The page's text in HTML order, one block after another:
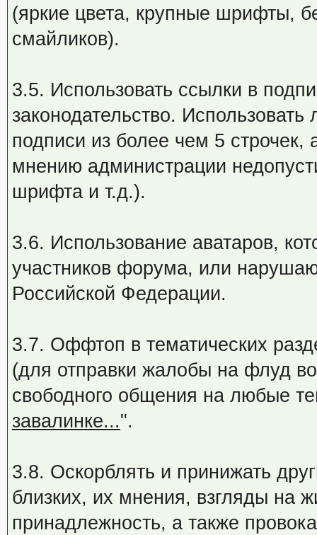
(яркие цвета, крупные шрифты,
смайликов).
3.5. Использовать ссылки в
законодательство.
подписи из более чем 5 строчек,
мнению администрации
шрифта и т.д.).
3.6. Использование аватаров,
участников форума, или
Российской Федерации.
3.7. Оффтоп в тематических
(для отправки жалобы на флуд
свободного общения на любые
завалинке...".
3.8. Оскорблять и принижать
близких, их мнения, взгляды на
принадлежность, а также